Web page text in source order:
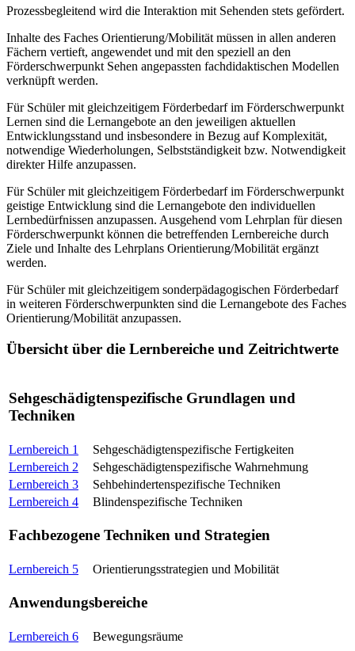
Prozessbegleitend wird die Interaktion mit Sehenden stets gefördert.
Inhalte des Faches Orientierung/Mobilität müssen in allen anderen
Fächern vertieft, angewendet und mit den speziell an den
Förderschwerpunkt Sehen angepassten fachdidaktischen Modellen
verknüpft werden.
Für Schüler mit gleichzeitigem Förderbedarf im Förderschwerpunkt
Lernen sind die Lernangebote an den jeweiligen aktuellen
Entwicklungsstand und insbesondere in Bezug auf Komplexität,
notwendige Wiederholungen, Selbstständigkeit bzw. Notwendigkeit
direkter Hilfe anzupassen.
Für Schüler mit gleichzeitigem Förderbedarf im Förderschwerpunkt
geistige Entwicklung sind die Lernangebote den individuellen
Lernbedürfnissen anzupassen. Ausgehend vom Lehrplan für diesen
Förderschwerpunkt können die betreffenden Lernbereiche durch
Ziele und Inhalte des Lehrplans Orientierung/Mobilität ergänzt
werden.
Für Schüler mit gleichzeitigem sonderpädagogischen Förderbedarf
in weiteren Förderschwerpunkten sind die Lernangebote des Faches
Orientierung/Mobilität anzupassen.
Übersicht über die Lernbereiche und Zeitrichtwerte
Sehgeschädigtenspezifische Grundlagen und
Techniken
Lernbereich 1
Sehgeschädigtenspezifische Fertigkeiten
Lernbereich 2
Sehgeschädigtenspezifische Wahrnehmung
Lernbereich 3
Sehbehindertenspezifische Techniken
Lernbereich 4
Blindenspezifische Techniken
Fachbezogene Techniken und Strategien
Lernbereich 5 Orientierungsstrategien und Mobilität
Anwendungsbereiche
Lernbereich 6 Bewegungsräume